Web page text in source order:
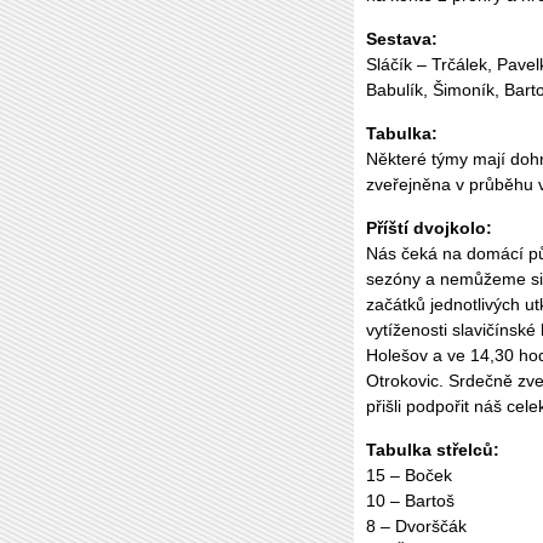
Sestava:
Sláčík – Trčálek,
Babulík, Šimoník,
Tabulka:
Některé týmy mají
zveřejněna v průběhu
Příští dvojkolo:
Nás čeká na domácí
sezóny a nemůžeme
začátků jednotlivých
vytíženosti slavičínské
Holešov a ve 14,30
Otrokovic. Srdečně
přišli podpořit náš
Tabulka střelců:
15 – Boček
10 – Bartoš
8 – Dvorščák